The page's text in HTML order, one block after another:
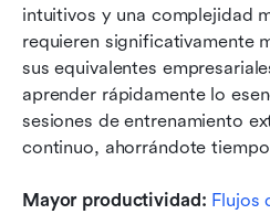
intuitivos y una complejidad
requieren significativamente
sus equivalentes
aprender rápidamente lo
sesiones de entrenamiento
continuo, ahorrándote
Mayor productividad: Flujos